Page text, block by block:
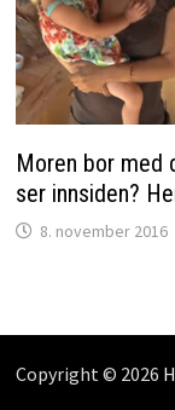
Moren bor med
ser innsiden?
8. november 2016
Copyright © 2026